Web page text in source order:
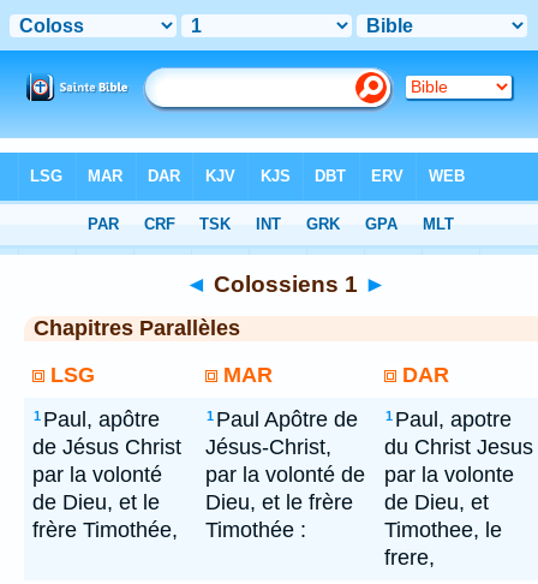
◄ Colossiens 1 ►
Chapitres Parallèles
LSG
MAR DAR
1 Paul, apôtre
de Jésus Christ
par la volonté
de Dieu, et le
frère Timothée,
1 Paul Apôtre de
Jésus-Christ,
par la volonté de
Dieu, et le frère
Timothée :
1 Paul, apotre
du Christ Jesus
par la volonte
de Dieu, et
Timothee, le
frere,